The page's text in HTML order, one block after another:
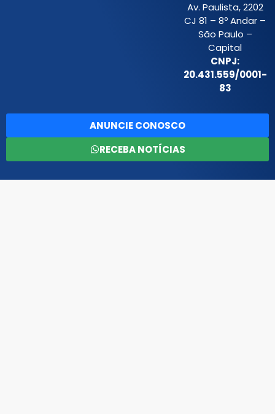
Av. Paulista, 2202
CJ 81 – 8º Andar –
São Paulo –
Capital
CNPJ:
20.431.559/0001-
83
ANUNCIE CONOSCO
RECEBA NOTÍCIAS